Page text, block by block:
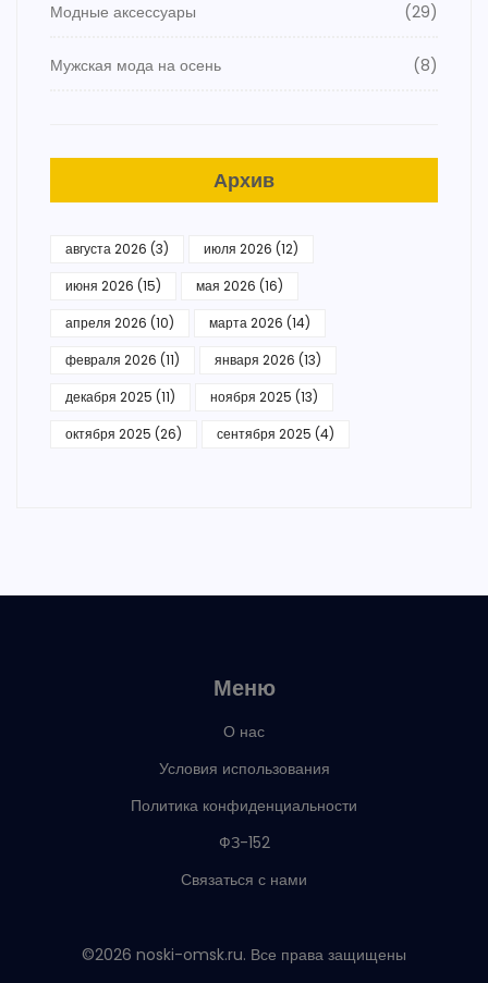
Модные аксессуары (29)
Мужская мода на осень (8)
Архив
августа 2026 (3) июля 2026 (12)
июня 2026 (15) мая 2026 (16)
апреля 2026 (10) марта 2026 (14)
февраля 2026 (11) января 2026 (13)
декабря 2025 (11) ноября 2025 (13)
октября 2025 (26) сентября 2025 (4)
Меню
О нас
Условия использования
Политика конфиденциальности
ФЗ-152
Связаться с нами
©2026 noski-omsk.ru. Все права защищены